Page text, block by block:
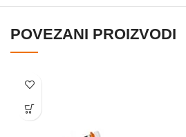
POVEZANI PROIZVODI